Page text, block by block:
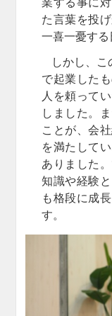
業する事に
た言葉を投
一喜一憂する
しかし、
で起業した
人を頼って
しました。
ことが、会
を満たして
ありました
知識や経験
も格段に成
す。